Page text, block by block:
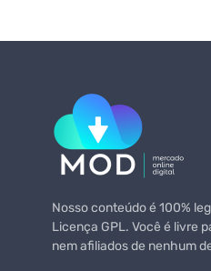
Nosso conteúdo é 100%
Licença GPL. Você é livre
nem afiliados de nenhum